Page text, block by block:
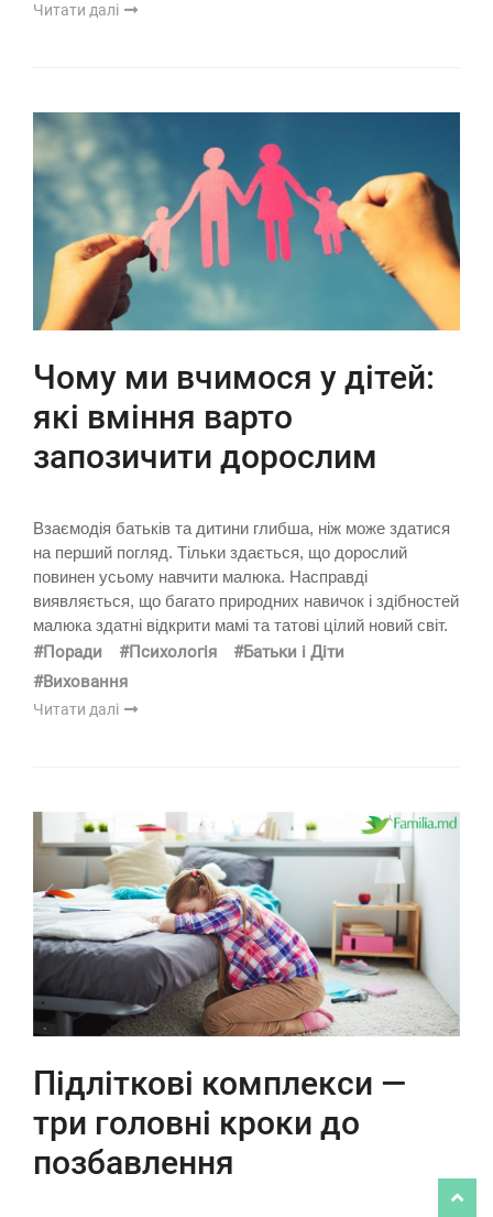
Читати далі
Чому ми вчимося у дітей:
які вміння варто
запозичити дорослим
Взаємодія батьків та дитини глибша, ніж може здатися
на перший погляд. Тільки здається, що дорослий
повинен усьому навчити малюка. Насправді
виявляється, що багато природних навичок і здібностей
малюка здатні відкрити мамі та татові цілий новий світ.
#Поради #Психологія
#Батьки і Діти
#Виховання
Читати далі
Підліткові комплекси —
три головні кроки до
позбавлення